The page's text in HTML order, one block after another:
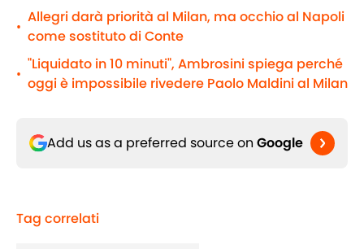
•
Allegri darà priorità al Milan, ma occhio al Napoli
come sostituto di Conte
•
"Liquidato in 10 minuti", Ambrosini spiega perché
oggi è impossibile rivedere Paolo Maldini al Milan
Add us as a preferred source on Google
Tag correlati